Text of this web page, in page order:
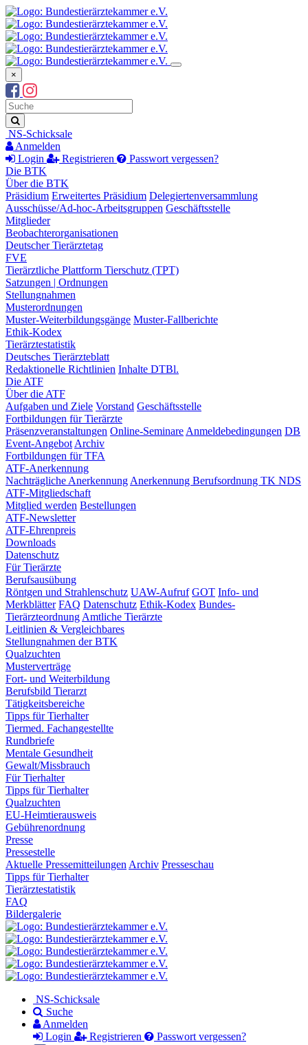
×
Suchbegriff
Suche
NS-Schicksale
Anmelden
Login
Registrieren
Passwort vergessen?
Die BTK
Über die BTK
Präsidium Erweitertes Präsidium Delegiertenversammlung
Ausschüsse/Ad-hoc-Arbeitsgruppen Geschäftsstelle
Mitglieder
Beobachterorganisationen
Deutscher Tierärztetag
FVE
Tierärztliche Plattform Tierschutz (TPT)
Satzungen | Ordnungen
Stellungnahmen
Musterordnungen
Muster-Weiterbildungsgänge Muster-Fallberichte
Ethik-Kodex
Tierärztestatistik
Deutsches Tierärzteblatt
Redaktionelle Richtlinien Inhalte DTBl.
Die ATF
Über die ATF
Aufgaben und Ziele Vorstand Geschäftsstelle
Fortbildungen für Tierärzte
Präsenzveranstaltungen Online-Seminare Anmeldebedingungen DB
Event-Angebot Archiv
Fortbildungen für TFA
ATF-Anerkennung
Nachträgliche Anerkennung Anerkennung Berufsordnung TK NDS
ATF-Mitgliedschaft
Mitglied werden Bestellungen
ATF-Newsletter
ATF-Ehrenpreis
Downloads
Datenschutz
Für Tierärzte
Berufsausübung
Röntgen und Strahlenschutz UAW-Aufruf GOT Info- und
Merkblätter FAQ Datenschutz Ethik-Kodex Bundes-
Tierärzteordnung Amtliche Tierärzte
Leitlinien & Vergleichbares
Stellungnahmen der BTK
Qualzuchten
Musterverträge
Fort- und Weiterbildung
Berufsbild Tierarzt
Tätigkeitsbereiche
Tipps für Tierhalter
Tiermed. Fachangestellte
Rundbriefe
Mentale Gesundheit
Gewalt/Missbrauch
Für Tierhalter
Tipps für Tierhalter
Qualzuchten
EU-Heimtierausweis
Gebührenordnung
Presse
Pressestelle
Aktuelle Pressemitteilungen Archiv Presseschau
Tipps für Tierhalter
Tierärztestatistik
FAQ
Bildergalerie
NS-Schicksale
Suche
Anmelden
Login
Registrieren Passwort vergessen?